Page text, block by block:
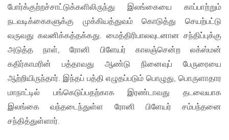
போர்க்குற்றச்சாட்டுக்களிலிருந்து இலங்கையை காப்பாற்றும்
நடவடிக்கைகளுக்கு முக்கியத்துவம் கொடுத்து செயற்பட்டு
வருவது கவனிக்கத்தக்கது. மைத்திரிபாலவுடனான சந்திப்புக்கு
அடுத்த நாள், ரோனி பிளேயர் காலஞ்சென்ற லக்ஸ்மன்
கதிர்காமரின் பத்தாவது ஆண்டு நினைவுப் பேருரையை
ஆற்றியிருந்தார். இந்தப் பத்தி எழுதப்படும் பொழுது, பொருளாதார
மாநாட்டில் பங்கெடுப்பதற்காக இரண்டாவது தடவையாக
இலங்கை வந்தடைந்துள்ள ரோனி பிளேயர் சம்பந்தனை
சந்தித்துள்ளார்.